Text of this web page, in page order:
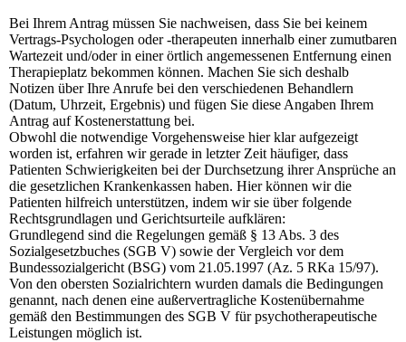
Bei Ihrem Antrag müssen Sie nachweisen, dass Sie bei keinem
Vertrags-Psychologen oder -therapeuten innerhalb einer zumutbaren
Wartezeit und/oder in einer örtlich angemessenen Entfernung einen
Therapieplatz bekommen können. Machen Sie sich deshalb
Notizen über Ihre Anrufe bei den verschiedenen Behandlern
(Datum, Uhrzeit, Ergebnis) und fügen Sie diese Angaben Ihrem
Antrag auf Kostenerstattung bei.
Obwohl die notwendige Vorgehensweise hier klar aufgezeigt
worden ist, erfahren wir gerade in letzter Zeit häufiger, dass
Patienten Schwierigkeiten bei der Durchsetzung ihrer Ansprüche an
die gesetzlichen Krankenkassen haben. Hier können wir die
Patienten hilfreich unterstützen, indem wir sie über folgende
Rechtsgrundlagen und Gerichtsurteile aufklären:
Grundlegend sind die Regelungen gemäß § 13 Abs. 3 des
Sozialgesetzbuches (SGB V) sowie der Vergleich vor dem
Bundessozialgericht (BSG) vom 21.05.1997 (Az. 5 RKa 15/97).
Von den obersten Sozialrichtern wurden damals die Bedingungen
genannt, nach denen eine außervertragliche Kostenübernahme
gemäß den Bestimmungen des SGB V für psychotherapeutische
Leistungen möglich ist.